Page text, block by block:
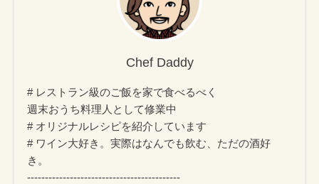
Chef Daddy
# レストラン級のご飯を家で食べるべく
週末おうち料理人として修業中
# オリジナルレシピを紹介しています
# ワイン大好き。実際はなんでも飲む、ただの酒好
き。
-------------------------------------------